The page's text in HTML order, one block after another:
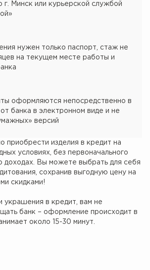
г. Минск или курьерской службой
нужен только паспорт, стаж не
на текущем месте работы и
оформляются непосредственно в
банка в электронном виде и не
версий
приобрести изделия в кредит на
условиях, без первоначального
доходах. Вы можете выбрать для себя
сохранив выгодную цену на
скидками!
украшения в кредит, вам не
банк – оформление происходит в
около 15-30 минут.